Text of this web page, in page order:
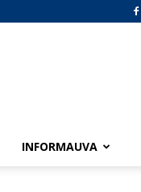
INFORMAUVA